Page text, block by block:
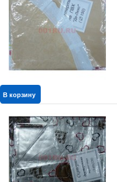
В корзину